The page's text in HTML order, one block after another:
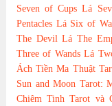
Seven of Cups Lá
Pentacles Lá Six of
The Devil Lá The
Three of Wands Lá
Ách Tiền Ma Thuật
Sun and Moon Tarot:
Chiêm Tinh Tarot và